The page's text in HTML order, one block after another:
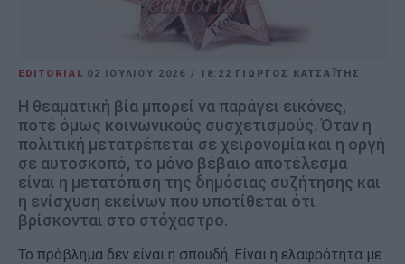
EDITORIAL 02 ΙΟΥΛΊΟΥ 2026 / 18:22 ΓΙΩΡΓΟΣ ΚΑΤΣΑΪΤΗΣ
Η θεαματική βία μπορεί να παράγει εικόνες,
ποτέ όμως κοινωνικούς συσχετισμούς. Όταν η
πολιτική μετατρέπεται σε χειρονομία και η οργή
σε αυτοσκοπό, το μόνο βέβαιο αποτέλεσμα
είναι η μετατόπιση της δημόσιας συζήτησης και
η ενίσχυση εκείνων που υποτίθεται ότι
βρίσκονται στο στόχαστρο.
Το πρόβλημα δεν είναι η σπουδή. Είναι η ελαφρότητα με